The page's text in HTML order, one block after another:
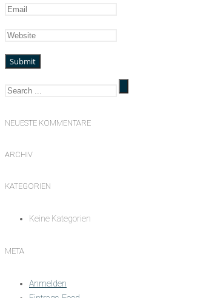
NEUESTE KOMMENTARE
ARCHIV
KATEGORIEN
Keine Kategorien
META
Anmelden